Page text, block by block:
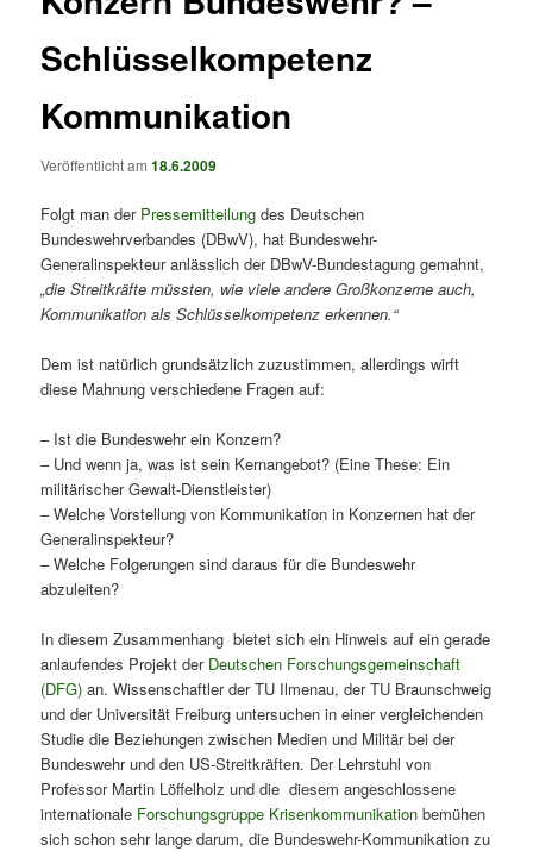
Schlüsselkompetenz
Kommunikation
Veröffentlicht am18.6.2009
Folgt man der Pressemitteilung des Deutschen
Bundeswehrverbandes (DBwV), hat Bundeswehr-
Generalinspekteur anlässlich der DBwV-Bundestagung gemahnt,
„die Streitkräfte müssten, wie viele andere Großkonzerne auch,
Kommunikation als Schlüsselkompetenz erkennen.“
Dem ist natürlich grundsätzlich zuzustimmen, allerdings wirft
diese Mahnung verschiedene Fragen auf:
– Ist die Bundeswehr ein Konzern?
– Und wenn ja, was ist sein Kernangebot? (Eine These: Ein
militärischer Gewalt-Dienstleister)
– Welche Vorstellung von Kommunikation in Konzernen hat der
Generalinspekteur?
– Welche Folgerungen sind daraus für die Bundeswehr
abzuleiten?
In diesem Zusammenhang bietet sich ein Hinweis auf ein gerade
anlaufendes Projekt der Deutschen Forschungsgemeinschaft
(DFG) an. Wissenschaftler der TU Ilmenau, der TU Braunschweig
und der Universität Freiburg untersuchen in einer vergleichenden
Studie die Beziehungen zwischen Medien und Militär bei der
Bundeswehr und den US-Streitkräften. Der Lehrstuhl von
Professor Martin Löffelholz und die diesem angeschlossene
internationale Forschungsgruppe Krisenkommunikation bemühen
sich schon sehr lange darum, die Bundeswehr-Kommunikation zu